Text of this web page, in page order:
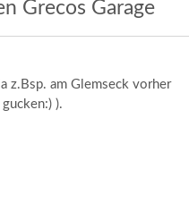
Grecos Garage
z.Bsp. am Glemseck vorher
).